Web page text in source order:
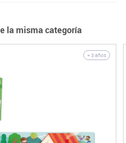
la misma categoría
+ 3 años